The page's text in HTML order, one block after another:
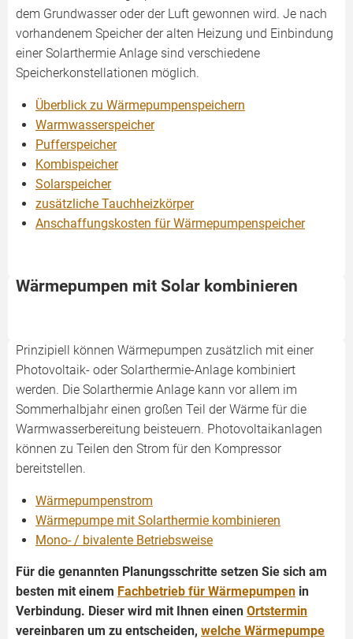
dem Grundwasser oder der Luft gewonnen wird. Je nach
vorhandenem Speicher der alten Heizung und Einbindung
einer Solarthermie Anlage sind verschiedene
Speicherkonstellationen möglich.
Überblick zu Wärmepumpenspeichern
Warmwasserspeicher
Pufferspeicher
Kombispeicher
Solarspeicher
zusätzliche Tauchheizkörper
Anschaffungskosten für Wärmepumpenspeicher
Wärmepumpen mit Solar kombinieren
Prinzipiell können Wärmepumpen zusätzlich mit einer
Photovoltaik- oder Solarthermie-Anlage kombiniert
werden. Die Solarthermie Anlage kann vor allem im
Sommerhalbjahr einen großen Teil der Wärme für die
Warmwasserbereitung beisteuern. Photovoltaikanlagen
können zu Teilen den Strom für den Kompressor
bereitstellen.
Wärmepumpenstrom
Wärmepumpe mit Solarthermie kombinieren
Mono- / bivalente Betriebsweise
Für die genannten Planungsschritte setzen Sie sich am
besten mit einem Fachbetrieb für Wärmepumpen in
Verbindung. Dieser wird mit Ihnen einen Ortstermin
vereinbaren um zu entscheiden, welche Wärmepumpe